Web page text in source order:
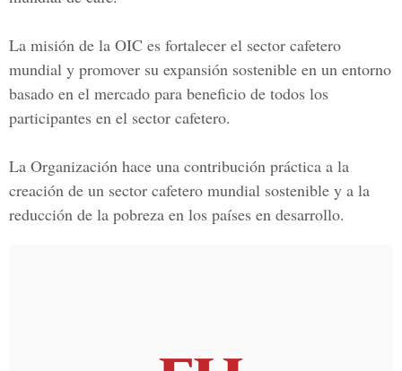
La misión de la OIC es fortalecer el sector cafetero
mundial y promover su expansión sostenible en un entorno
basado en el mercado para beneficio de todos los
participantes en el sector cafetero.
La Organización hace una contribución práctica a la
creación de un sector cafetero mundial sostenible y a la
reducción de la pobreza en los países en desarrollo.